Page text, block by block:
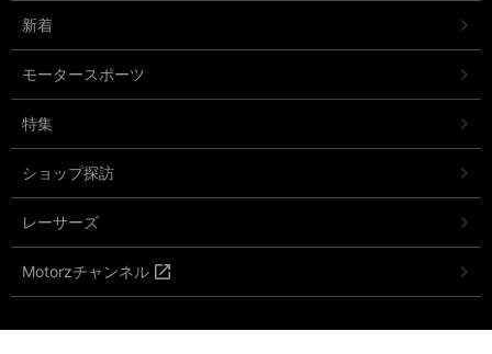
新着
モータースポーツ
特集
ショップ探訪
レーサーズ
Motorzチャンネル